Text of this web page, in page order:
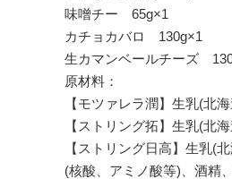
味噌チー 65g×1
カチョカバロ 130g×1
生カマンベールチーズ
原材料：
【モツァレラ潤】生乳(北
【ストリング拓】生乳(北
【ストリング日高】生乳(
(核酸、アミノ酸等)、酒精